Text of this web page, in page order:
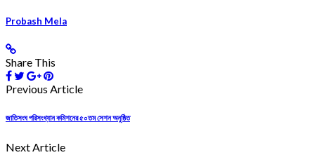
Probash Mela
Share This
Previous Article
জাতিসংঘ পরিসংখ্যান কমিশনের ৫০তম সেশন অনুষ্ঠিত
Next Article